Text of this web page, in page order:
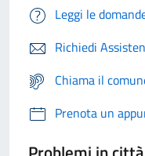
Leggi le
Richiedi
Chiama il
Prenota un